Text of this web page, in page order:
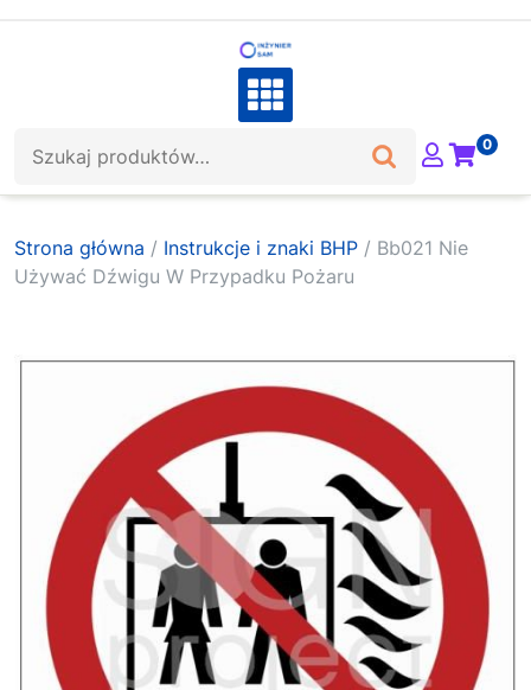
0
Strona główna / Instrukcje i znaki BHP / Bb021 Nie
Używać Dźwigu W Przypadku Pożaru